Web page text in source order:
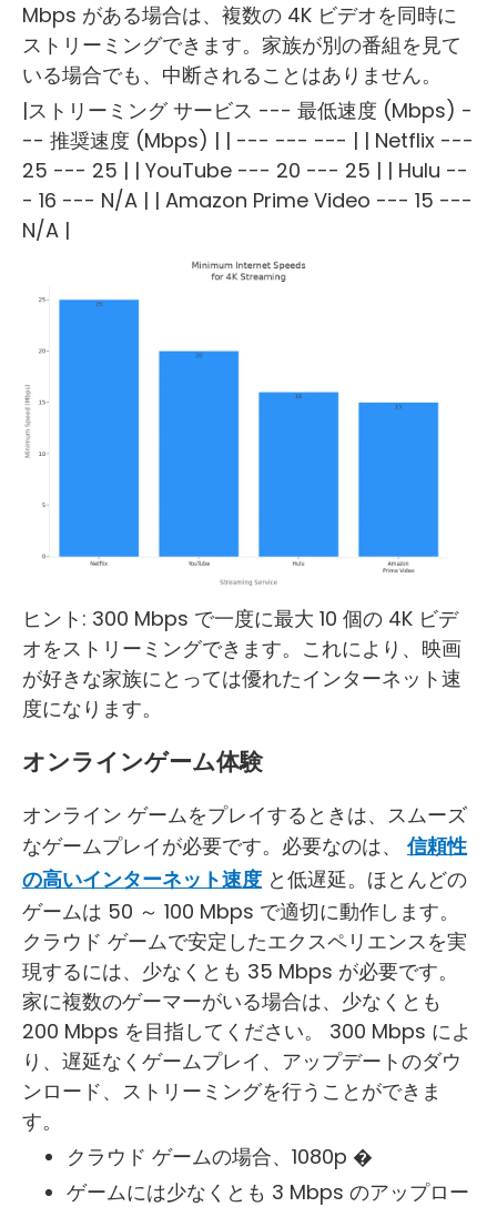
Mbps がある場合は、複数の 4K ビデオを同時に
ストリーミングできます。家族が別の番組を見て
いる場合でも、中断されることはありません。
|ストリーミング サービス --- 最低速度 (Mbps) -
-- 推奨速度 (Mbps) | | --- --- --- | | Netflix ---
25 --- 25 | | YouTube --- 20 --- 25 | | Hulu --
- 16 --- N/A | | Amazon Prime Video --- 15 ---
N/A |
ヒント: 300 Mbps で一度に最大 10 個の 4K ビデ
オをストリーミングできます。これにより、映画
が好きな家族にとっては優れたインターネット速
度になります。
オンラインゲーム体験
オンライン ゲームをプレイするときは、スムーズ
なゲームプレイが必要です。必要なのは、 信頼性
の高いインターネット速度 と低遅延。ほとんどの
ゲームは 50 ～ 100 Mbps で適切に動作します。
クラウド ゲームで安定したエクスペリエンスを実
現するには、少なくとも 35 Mbps が必要です。
家に複数のゲーマーがいる場合は、少なくとも
200 Mbps を目指してください。 300 Mbps によ
り、遅延なくゲームプレイ、アップデートのダウ
ンロード、ストリーミングを行うことができま
す。
クラウド ゲームの場合、1080p �
ゲームには少なくとも 3 Mbps のアップロー